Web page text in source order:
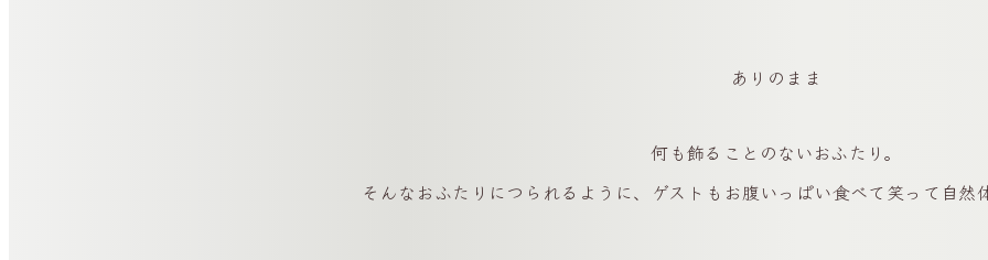
ありのまま
何も飾ることのないおふたり。
そんなおふたりにつられるように、ゲストもお腹いっぱい食べて笑って自然